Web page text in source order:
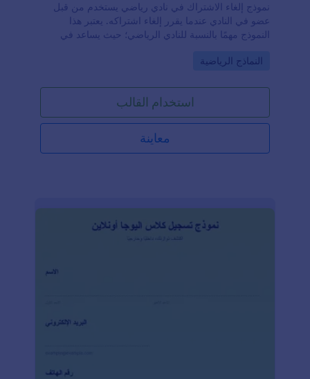
نموذج إلغاء الاشتراك في نادي رياضي يستخدم من قبل
عضو في النادي عندما يقرر إلغاء اشتراكه. يعتبر هذا
النموذج مهمًا بالنسبة للنادي الرياضي؛ حيث يساعد في
إلغاء الاشتراك في النادي الرياضي حقول نموذج تُطلب من
العضوية، معلومات الاتصال، تاريخ الإلغاء، السبب في
الإلغاء، ملاحظات، وتوقيع العضو. يستخدم هذا النموذج أيضًا
ويدجيت الشروط والأحكام للتأكد من أن العميل الذي
يطلب إلغاء الاشتراك يقر بمراعاة الشروط والأحكام.
بالإضافة إلى ذلك، يستخدم هذا النموذج أداة التوقيع الجديدة
Go to Category:
النماذج الرياضية
استخدام القالب
معاينة